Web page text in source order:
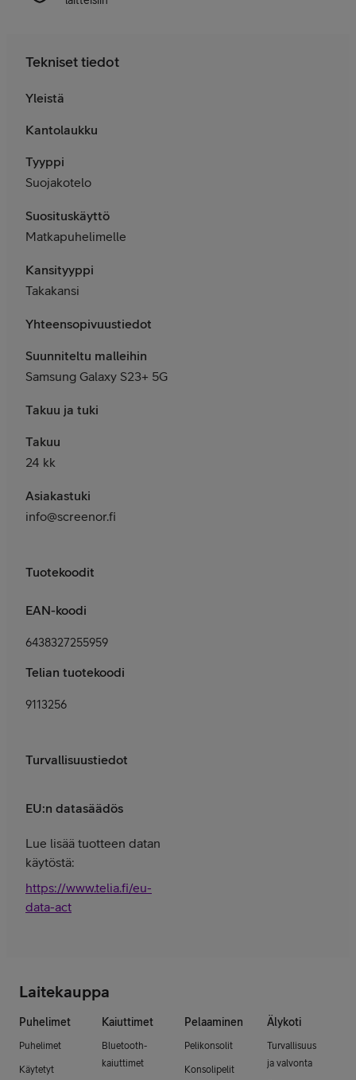
Tekniset tiedot
Yleistä
Kantolaukku
Tyyppi
Suojakotelo
Suosituskäyttö
Matkapuhelimelle
Kansityyppi
Takakansi
Yhteensopivuustiedot
Suunniteltu malleihin
Samsung Galaxy S23+ 5G
Takuu ja tuki
Takuu
24 kk
Asiakastuki
info@screenor.fi
Tuotekoodit
EAN-koodi
6438327255959
Telian tuotekoodi
9113256
Turvallisuustiedot
EU:n datasäädös
Lue lisää tuotteen datan
käytöstä:
https://www.telia.fi/eu-
data-act
Laitekauppa
Puhelimet
Puhelimet
Käytetyt
Kaiuttimet
Bluetooth-
kaiuttimet
Pelaaminen
Pelikonsolit
Konsolipelit
Älykoti
Turvallisuus
ja valvonta